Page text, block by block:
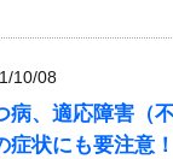
10/08
病、適応障害（
症状にも要注意！